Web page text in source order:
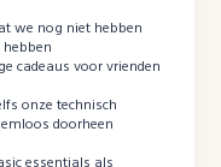
we nog niet hebben
cadeaus voor vrienden
onze technisch
doorheen